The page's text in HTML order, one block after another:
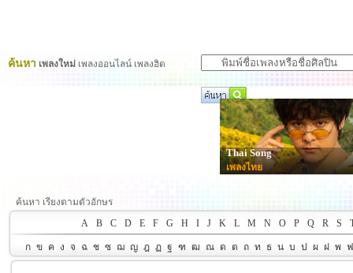
ค้นหา เพลงใหม่ เพลงออนไลน์ เพลงฮิต
Thai Song
เพลงไทย
ค้นหา เรียงตามตัวอักษร
A
B C D E F G H I J K L M N O P Q R S
ก ข ค ง จ ฉ ช ซ ฌ ญ ฎ ฏ ฐ ฑ ฒ ณ ด ต ถ ท ธ น บ ป ผ ฝ พ ฟ